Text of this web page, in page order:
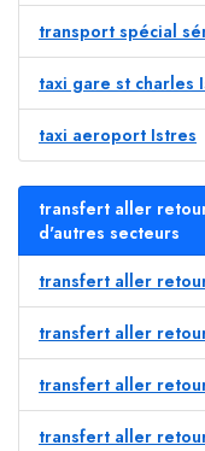
transport spécial
taxi gare st charles
taxi aeroport Istres
transfert aller
d'autres secteurs
transfert aller
transfert aller
transfert aller
transfert aller